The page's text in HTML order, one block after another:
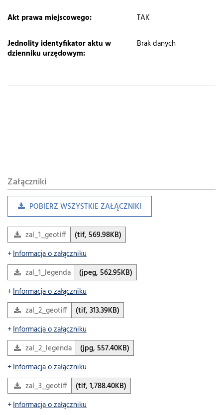
Akt prawa miejscowego: TAK
Jednolity identyfikator aktu w
dzienniku urzędowym:
Brak danych
Załączniki
POBIERZ WSZYSTKIE ZAŁĄCZNIKI
zal_1_geotiff
(tif, 569.98KB)
Informacja o załączniku
zal_1_legenda
(jpeg, 562.95KB)
Informacja o załączniku
zal_2_geotiff
(tif, 313.39KB)
Informacja o załączniku
zal_2_legenda
(jpg, 557.40KB)
Informacja o załączniku
zal_3_geotiff
(tif, 1,788.40KB)
Informacja o załączniku